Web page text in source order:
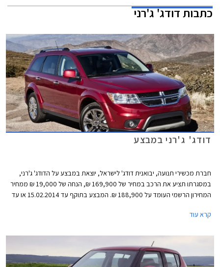
כתבותדודג' ג'רני
דודג' ג'רני במבצע
חברת מכשירי תנועה, יבואנית דודג' לישראל, יוצאת במבצע על הדודג' ג'רני,
במסגרתו תציע את הרכב במחיר של 169,900 ₪, הנחה של 19,000 ₪ ממחיר
המחירון הרשמי העומד על 188,900 ₪. המבצע בתוקף עד 15.02.2014 או עד
קרא עוד